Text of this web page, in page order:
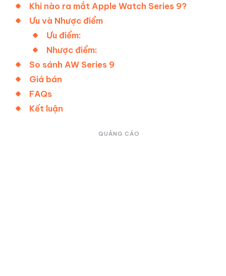
Khi nào ra mắt Apple Watch Series 9?
Ưu và Nhược điểm
Ưu điểm:
Nhược điểm:
So sánh AW Series 9
Giá bán
FAQs
Kết luận
QUẢNG CÁO